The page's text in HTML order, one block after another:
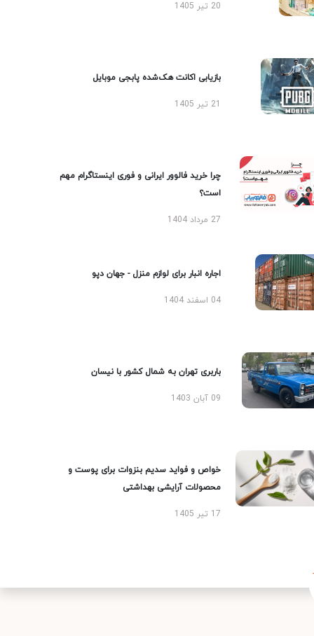
20 تیر 1405
بازیابی اکانت هک‌شده پابجی موبایل
چرا خرید فالوور ایرانی و فوری اینستاگرام مهم
است؟
27 مرداد 1404
اجاره انبار برای لوازم منزل - جهان دپو
04 اسفند 1404
باربری تهران به شمال کشور با نیسان
09 آبان 1403
خواص و فواید سدیم بنزوات برای پوست و
محصولات آرایشی بهداشتی
17 تیر 1405